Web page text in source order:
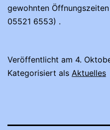
gewohnten
05521 6553) .
Veröffentlicht am 4.
Kategorisiert als Aktuelles